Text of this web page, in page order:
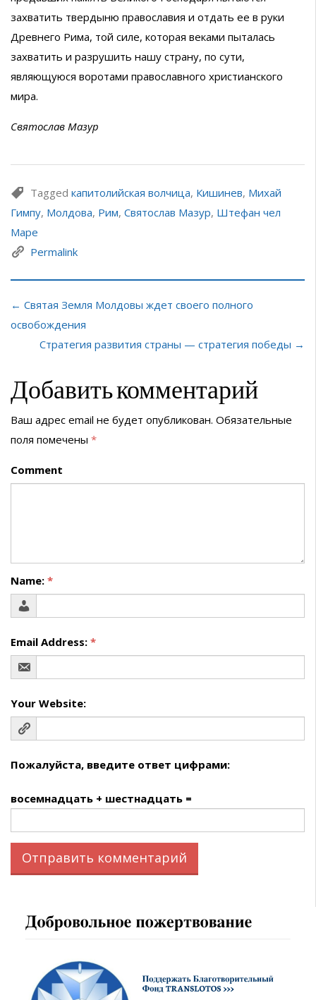
захватить твердыню православия и отдать ее в руки
Древнего Рима, той силе, которая веками пыталась
захватить и разрушить нашу страну, по сути,
являющуюся воротами православного христианского
мира.
Святослав Мазур
Tagged капитолийская волчица, Кишинев, Михай
Гимпу, Молдова, Рим, Святослав Мазур, Штефан чел
Маре
Permalink
← Святая Земля Молдовы ждет своего полного
освобождения
Стратегия развития страны — стратегия победы →
Добавить комментарий
Ваш адрес email не будет опубликован. Обязательные
поля помечены *
Comment
Name: *
Email Address: *
Your Website:
Пожалуйста, введите ответ цифрами:
восемнадцать + шестнадцать =